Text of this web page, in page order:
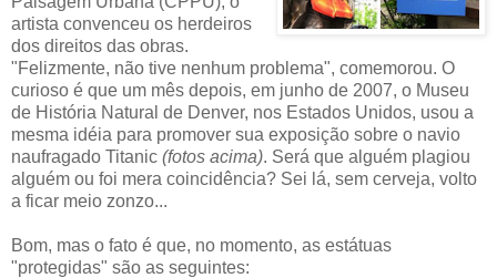
artista convenceu os herdeiros
dos direitos das obras.
"Felizmente, não tive nenhum problema", comemorou. O
curioso é que um mês depois, em junho de 2007, o Museu
de História Natural de Denver, nos Estados Unidos, usou a
mesma idéia para promover sua exposição sobre o navio
naufragado Titanic (fotos acima). Será que alguém plagiou
alguém ou foi mera coincidência? Sei lá, sem cerveja, volto
a ficar meio zonzo...
Bom, mas o fato é que, no momento, as estátuas
"protegidas" são as seguintes: